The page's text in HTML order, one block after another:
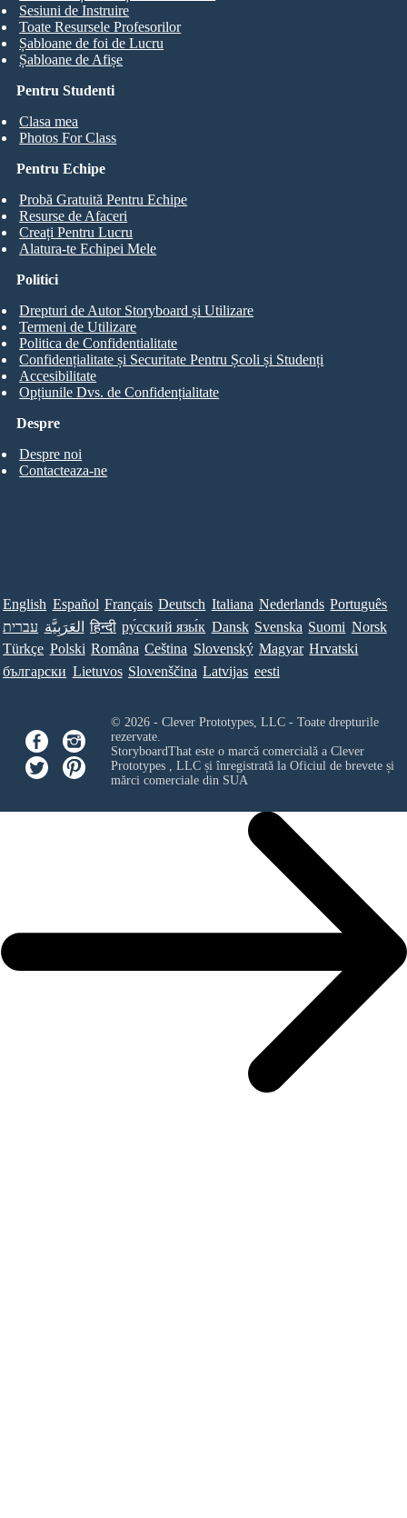
Pentru Studenti
Clasa mea
Photos For Class
Sesiuni de Instruire
Toate Resursele Profesorilor
Șabloane de foi de Lucru
Șabloane de Afișe
Pentru Echipe
Probă Gratuită Pentru Echipe
Resurse de Afaceri
Creați Pentru Lucru
Alatura-te Echipei Mele
Despre
Despre noi
Contacteaza-ne
Politici
Drepturi de Autor Storyboard și Utilizare
Termeni de Utilizare
Politica de Confidentialitate
Confidențialitate și Securitate Pentru Școli și Studenți
Accesibilitate
Opțiunile Dvs. de Confidențialitate
English Español Français Deutsch Italiana Nederlands Português
עברית العَرَبِيَّة हिन्दी ру́сский язы́к Dansk Svenska Suomi Norsk
Türkçe Polski Româna Ceština Slovenský Magyar Hrvatski
български Lietuvos Slovenščina Latvijas eesti
© 2026 - Clever Prototypes, LLC - Toate drepturile
rezervate.
StoryboardThat este o marcă comercială a Clever
Prototypes , LLCși înregistrată la Oficiul de brevete și
mărci comerciale din SUA